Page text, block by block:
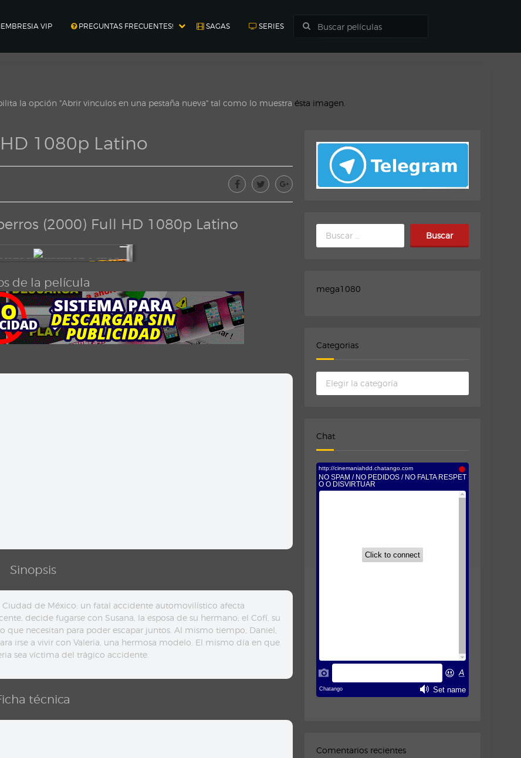
VIP PREGUNTAS FRECUENTES! SAGAS SERIES
la opción "Abrir vinculos en una pestaña nueva" tal como lo muestra ésta imagen.
1080p Latino
(2000) Full HD 1080p Latino
de la película
Sinopsis
Ciudad de México: un fatal accidente automovilístico afecta
decide fugarse con Susana, la esposa de su hermano; el Cofí, su
que necesitan para poder escapar juntos. Al mismo tiempo, Daniel,
irse a vivir con Valeria, una hermosa modelo. El mismo día en que
sea víctima del trágico accidente.
técnica
Buscar:
mega1080
Categorias
Categorias
Chat
Comentarios recientes